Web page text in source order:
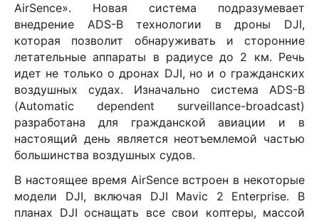
AirSence». Новая система подразумевает
внедрение ADS-B технологии в дроны DJI,
которая позволит обнаруживать и сторонние
летательные аппараты в радиусе до 2 км. Речь
идет не только о дронах DJI, но и о гражданских
воздушных судах. Изначально система ADS-B
(Automatic dependent surveillance-broadcast)
разработана для гражданской авиации и в
настоящий день является неотъемлемой частью
большинства воздушных судов.
В настоящее время AirSence встроен в некоторые
модели DJI, включая DJI Mavic 2 Enterprise. В
планах DJI оснащать все свои коптеры, массой